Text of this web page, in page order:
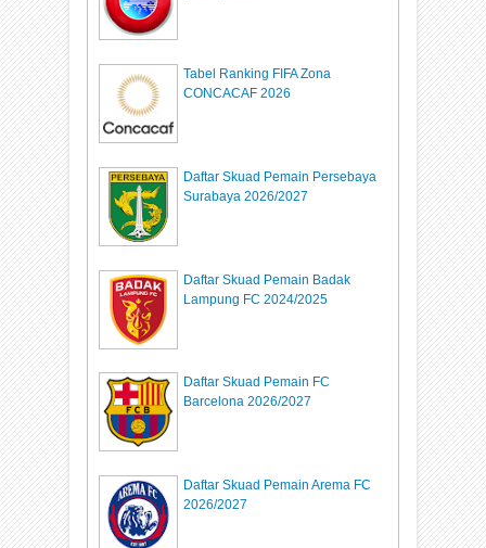
Tabel Ranking FIFA Zona
CONCACAF 2026
Daftar Skuad Pemain Persebaya
Surabaya 2026/2027
Daftar Skuad Pemain Badak
Lampung FC 2024/2025
Daftar Skuad Pemain FC
Barcelona 2026/2027
Daftar Skuad Pemain Arema FC
2026/2027